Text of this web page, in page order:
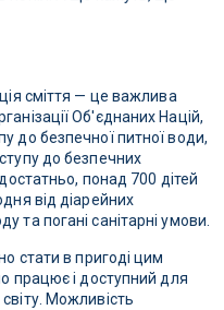
сміття — це важлива
Об'єднаних Націй,
до безпечної питної води,
до безпечних
понад 700 дітей
від діарейних
та погані санітарні умови.
стати в пригоді цим
працює і доступний для
Можливість